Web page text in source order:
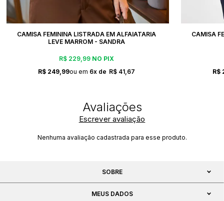
CAMISA FEMININA LISTRADA EM ALFAIATARIA
LEVE MARROM - SANDRA
R$ 229,99 NO PIX
R$ 249,99
6x R$ 41,67
CAMISA
R$
Escrever avaliação
Nenhuma avaliação cadastrada para esse produto.
SOBRE
MEUS DADOS